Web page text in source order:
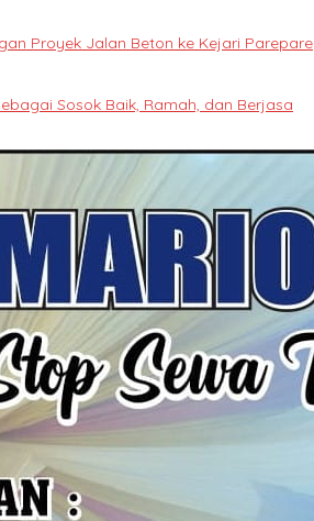
Proyek Jalan Beton ke Kejari Parepare
Sosok Baik, Ramah, dan Berjasa